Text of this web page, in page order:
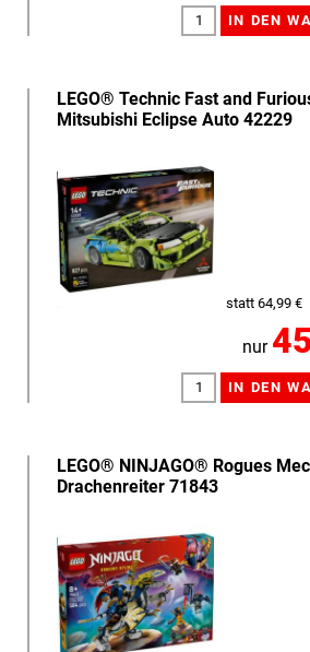
LEGO® Technic Fast and
Mitsubishi Eclipse Auto 42229
statt 64,99 €
nur
LEGO® NINJAGO® Rogues
Drachenreiter 71843